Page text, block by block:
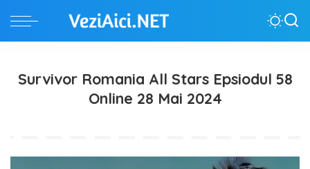
Survivor Romania All Stars Epsiodul 58
Online 28 Mai 2024